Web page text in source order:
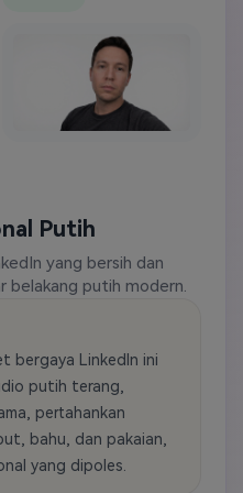
Putih
yang bersih dan
belakang putih modern.
bergaya LinkedIn ini
putih terang,
pertahankan
bahu, dan pakaian,
yang dipoles.